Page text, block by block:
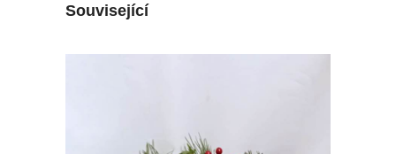
Související